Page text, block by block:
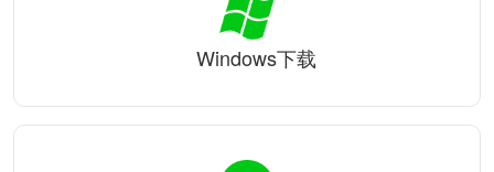
Windows下载